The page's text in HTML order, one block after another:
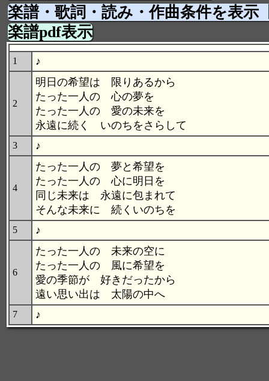
楽譜・歌詞・読み・作曲条件を表示
楽譜pdf表示
1 ♪
2
明日の希望は 限りあるから
たった一人の 心の夢を
たった一人の 愛の未来を
永遠に続く いのちをさらして
3 ♪
4
たった一人の 夢と希望を
たった一人の 心に明日を
同じ未来は 永遠に包まれて
そんな未来に 続くいのちを
5 ♪
6
たった一人の 未来の空に
たった一人の 風に希望を
愛の季節が 好きだったから
遠い思い出は 太陽の中へ
7 ♪